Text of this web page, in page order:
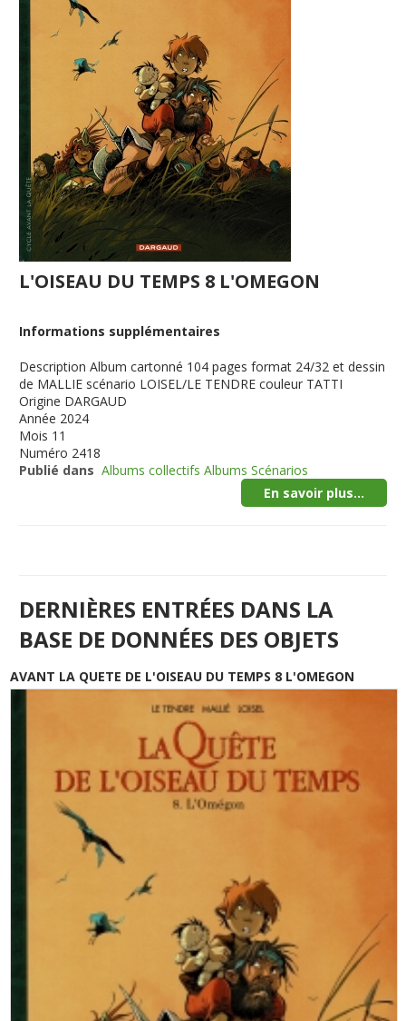
L'OISEAU DU TEMPS 8 L'OMEGON
Informations supplémentaires
Description Album cartonné 104 pages format 24/32 et dessin
de MALLIE scénario LOISEL/LE TENDRE couleur TATTI
Origine DARGAUD
Année 2024
Mois 11
Numéro 2418
Publié dans Albums collectifs Albums Scénarios
En savoir plus...
DERNIÈRES ENTRÉES DANS LA
BASE DE DONNÉES DES OBJETS
AVANT LA QUETE DE L'OISEAU DU TEMPS 8 L'OMEGON